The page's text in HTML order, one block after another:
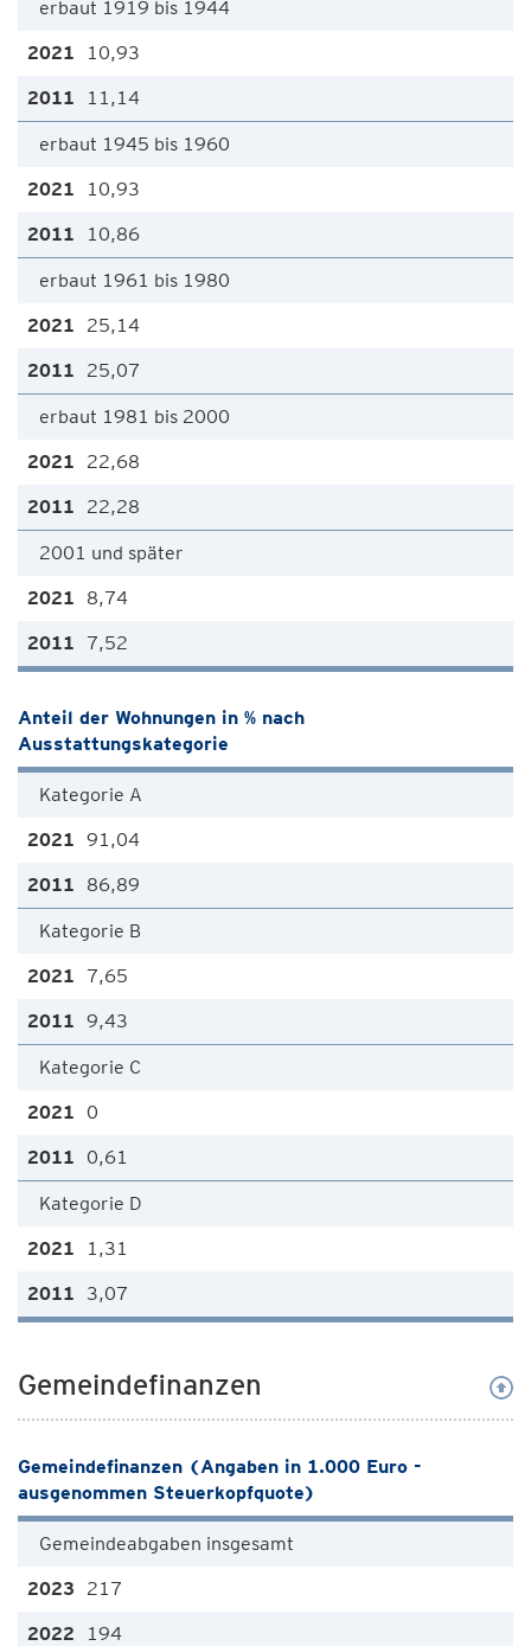
erbaut 1919 bis 1944
10,93
11,14
erbaut 1945 bis 1960
10,93
10,86
erbaut 1961 bis 1980
25,14
25,07
erbaut 1981 bis 2000
22,68
22,28
2001 und später
8,74
7,52
Anteil der Wohnungen in % nach
Ausstattungskategorie
Kategorie A
91,04
86,89
Kategorie B
7,65
9,43
Kategorie C
0
0,61
Kategorie D
1,31
3,07
Gemeindefinanzen
Gemeindefinanzen (Angaben in 1.000 Euro -
ausgenommen Steuerkopfquote)
Gemeindeabgaben insgesamt
217
194